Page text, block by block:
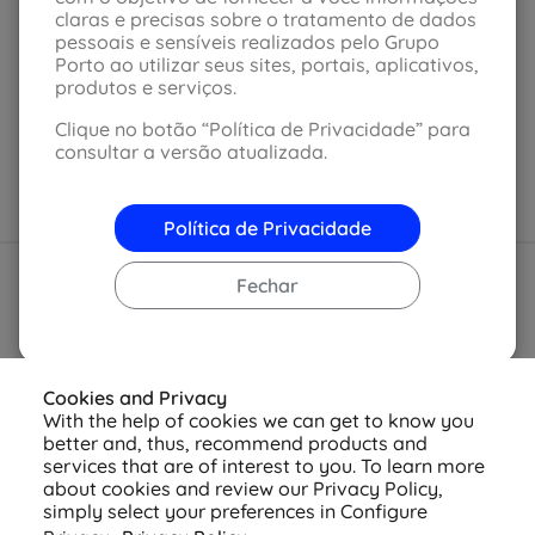
Cookies and Privacy
With the help of cookies we can get to know you
better and, thus, recommend products and
services that are of interest to you. To learn more
about cookies and review our Privacy Policy,
simply select your preferences in Configure
o carro extra?
Não. Só é preciso ter a cláusula contratada e o
sinistro ser liberado após análise com valor superior
ao da franquia.
© 2026 Azul Seguros - Todos os direitos reservados
claras e precisas sobre o tratamento de dados
pessoais e sensíveis realizados pelo Grupo
Porto ao utilizar seus sites, portais, aplicativos,
produtos e serviços.
Clique no botão “Política de Privacidade” para
consultar a versão atualizada.
Política de Privacidade
Fechar